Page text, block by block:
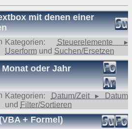
mit denen einer
Kategorien: Steuerelemente ▸
Userform und Suchen/Ersetzen
oder Jahr
Kategorien:
Datum/Zeit ▸ Datum
und Filter/Sortieren
+ Formel)